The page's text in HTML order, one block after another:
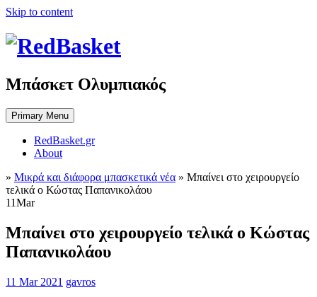
Skip to content
Μπάσκετ Ολυμπιακός
Primary Menu
RedBasket.gr
About
» Μικρά και διάφορα μπασκετικά νέα » Μπαίνει στο χειρουργείο
τελικά ο Κώστας Παπανικολάου
11Mar
Μπαίνει στο χειρουργείο τελικά ο Κώστας
Παπανικολάου
11 Mar 2021 gavros